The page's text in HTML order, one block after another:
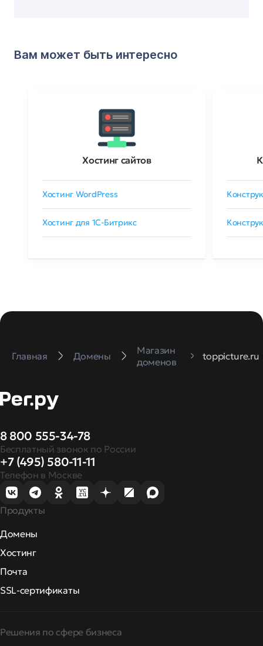
Вам может быть интересно
Хостинг сайтов
Хостинг WordPress
Хостинг для 1C-Битрикс
Главная Домены
Магазин
доменов
toppicture.ru
8 800 555-34-78
Бесплатный звонок по России
+7 (495) 580-11-11
Телефон в Москве
Продукты
Домены
Хостинг
Почта
SSL-сертификаты
Решения по сфере бизнеса